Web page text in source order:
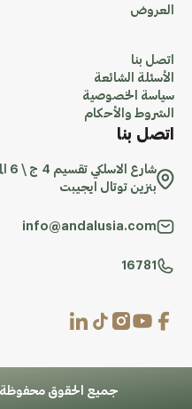
العروض
اتصل بنا
الأسئلة الشائعة
سياسة الخصوصية
الشروط والأحكام
اتصل بنا
بنزين توتال ايجيبت
info@andalusia.com
16781
جميع الحقوق محفوظة